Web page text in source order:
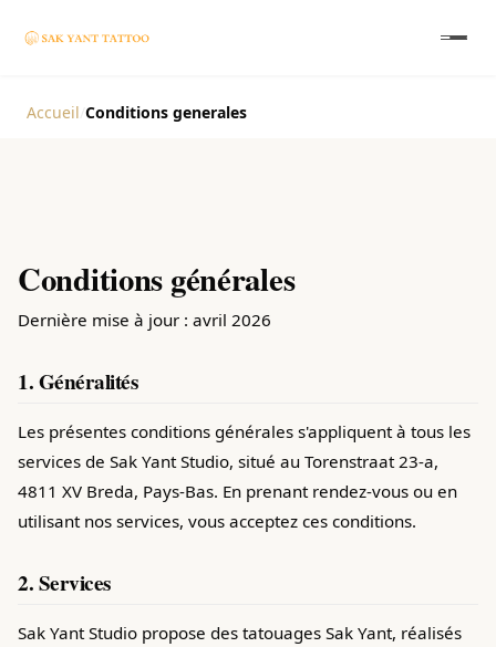
Accueil Conditions generales
Conditions générales
Dernière mise à jour : avril 2026
1. Généralités
Les présentes conditions générales s'appliquent à tous les
services de Sak Yant Studio, situé au Torenstraat 23-a,
4811 XV Breda, Pays-Bas. En prenant rendez-vous ou en
utilisant nos services, vous acceptez ces conditions.
2. Services
Sak Yant Studio propose des tatouages Sak Yant, réalisés